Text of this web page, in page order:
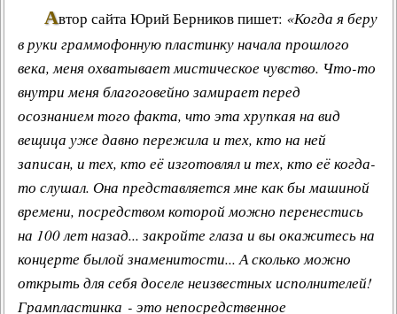
Автор сайтаЮрий Берниковпишет: «Когда я беру
в руки граммофонную пластинку начала прошлого
века, меня охватывает мистическое чувство. Что-то
внутри меня благоговейно замирает перед
осознанием того факта, что эта хрупкая на вид
вещица уже давно пережила и тех, кто на ней
записан, и тех, кто её изготовлял и тех, кто её когда-
то слушал. Она представляется мне как бы машиной
времени, посредством которой можно перенестись
на 100 лет назад... закройте глаза и вы окажитесь на
концерте былой знаменитости... А сколько можно
открыть для себя доселе неизвестных исполнителей!
Грампластинка - это непосредственное